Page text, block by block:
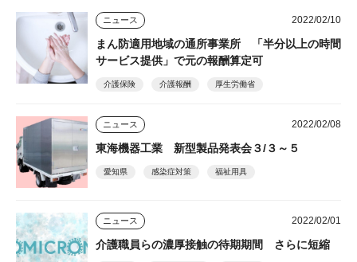
ニュース 2022/02/10
まん防適用地域の通所事業所 「半分以上の時間
サービス提供」で元の報酬算定可
介護保険 介護報酬 厚生労働省
ニュース 2022/02/08
東海機器工業 新型製品発表会３/３～５
愛知県 感染症対策 福祉用具
ニュース 2022/02/01
介護職員らの濃厚接触の待期期間 さらに短縮